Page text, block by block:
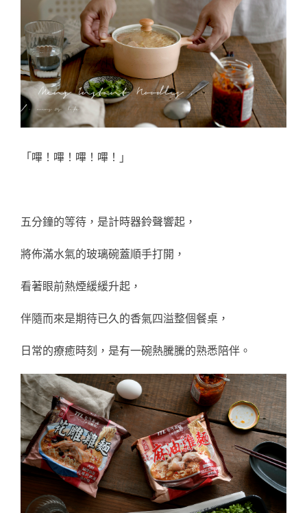
「嗶！嗶！嗶！嗶！」
五分鐘的等待，是計時器鈴聲響起，
將佈滿水氣的玻璃碗蓋順手打開，
看著眼前熱煙緩緩升起，
伴隨而來是期待已久的香氣四溢整個餐桌，
日常的療癒時刻，是有一碗熱騰騰的熟悉陪伴。